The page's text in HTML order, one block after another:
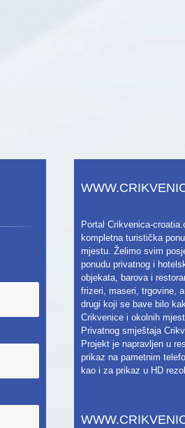
Portal Crikvenica-
kompletna turistička
mjestu. Želimo svim
ponudu privatnog i
objekata, barova i
frizeri, maseri, trgovine,
drugi koji se bave bilo
Crikvenice i okolnih
Privatnog smještaja
Projekt je napravljen u
prikaz na pametnim
kao i za prikaz u HD